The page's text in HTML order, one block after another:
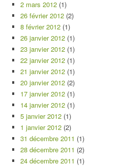
2 mars 2012 (1)
26 février 2012 (2)
8 février 2012 (1)
26 janvier 2012 (1)
23 janvier 2012 (1)
22 janvier 2012 (1)
21 janvier 2012 (1)
20 janvier 2012 (2)
17 janvier 2012 (1)
14 janvier 2012 (1)
5 janvier 2012 (1)
1 janvier 2012 (2)
31 décembre 2011 (1)
28 décembre 2011 (2)
24 décembre 2011 (1)